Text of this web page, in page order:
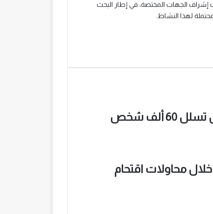
إشراف الجهات المختصة، في إطار البحث
لهذا النشاط.
السلطات الإسبانية.. وفاة 34 شخصاً خلال تسلل 60 ألف شخص
خلال محاولات اقتحام